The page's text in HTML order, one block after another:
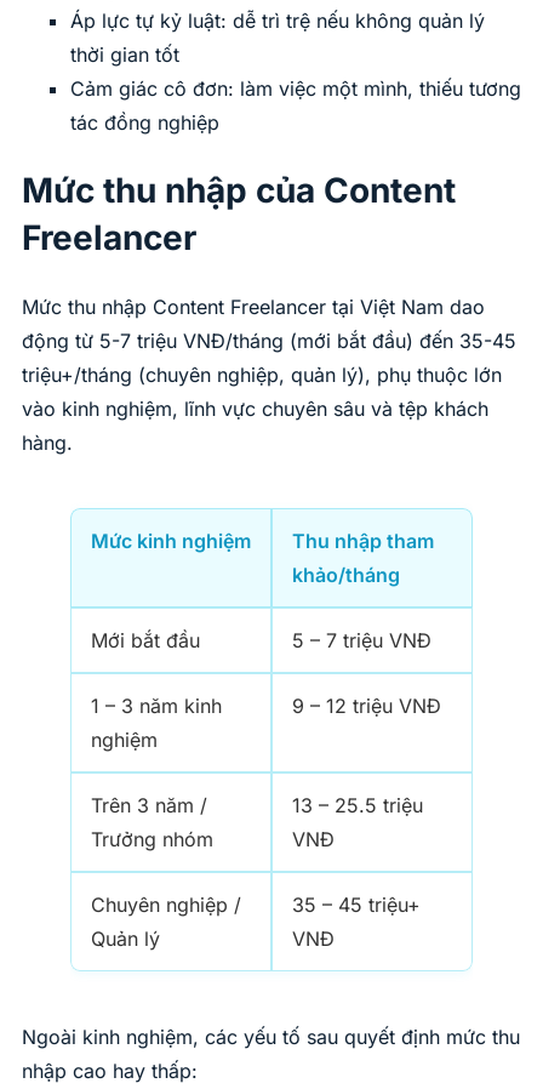
Áp lực tự kỷ luật: dễ trì trệ nếu không quản lý
thời gian tốt
Cảm giác cô đơn: làm việc một mình, thiếu tương
tác đồng nghiệp
Mức thu nhập của Content
Freelancer
Mức thu nhập Content Freelancer tại Việt Nam dao
động từ 5-7 triệu VNĐ/tháng (mới bắt đầu) đến 35-45
triệu+/tháng (chuyên nghiệp, quản lý), phụ thuộc lớn
vào kinh nghiệm, lĩnh vực chuyên sâu và tệp khách
hàng.
Mức kinh nghiệm
Thu nhập tham
khảo/tháng
Mới bắt đầu 5 – 7 triệu VNĐ
1 – 3 năm kinh
nghiệm
9 – 12 triệu VNĐ
Trên 3 năm /
Trưởng nhóm
13 – 25.5 triệu
VNĐ
Chuyên nghiệp /
Quản lý
35 – 45 triệu+
VNĐ
Ngoài kinh nghiệm, các yếu tố sau quyết định mức thu
nhập cao hay thấp: